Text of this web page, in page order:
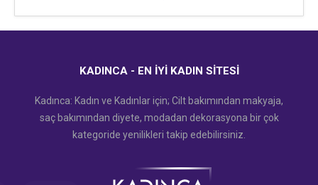
KADINCA - EN İYI KADIN SITESI
Kadınca: Kadın ve Kadınlar için; Cilt bakımından makyaja,
saç bakımından diyete, modadan dekorasyona bir çok
kategoride yenilikleri takip edebilirsiniz.